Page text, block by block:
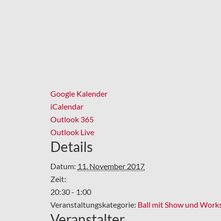
Google Kalender
iCalendar
Outlook 365
Outlook Live
Details
Datum: 11. November 2017
Zeit:
20:30 - 1:00
Veranstaltungskategorie: Ball mit Show und